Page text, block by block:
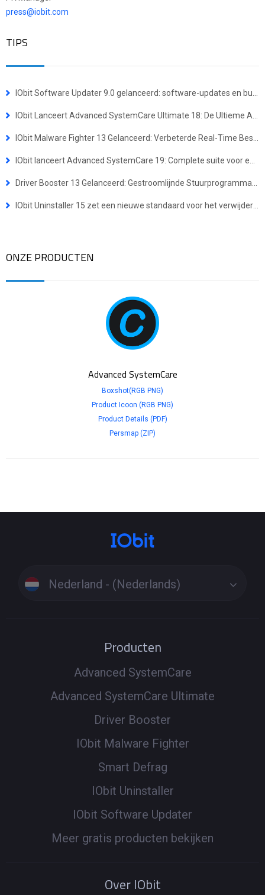
press@iobit.com
TIPS
ONZE PRODUCTEN
Advanced SystemCare
Boxshot(RGB PNG)
Product Icoon (RGB PNG)
Product Details (PDF)
Persmap (ZIP)
Nederland - (Nederlands)
Producten
Advanced SystemCare
Advanced SystemCare Ultimate
Driver Booster
IObit Malware Fighter
Smart Defrag
IObit Uninstaller
IObit Software Updater
Meer gratis producten bekijken
Over IObit